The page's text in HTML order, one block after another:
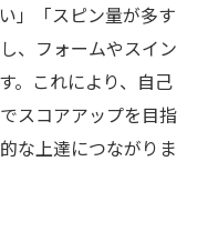
」「スピン量が多す
、フォームやスイン
。これにより、自己
スコアアップを目指
な上達につながりま